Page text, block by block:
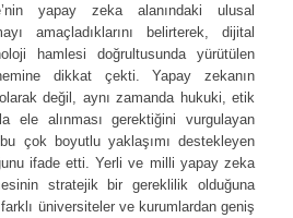
yapay zeka alanındaki ulusal
amaçladıklarını belirterek, dijital
hamlesi doğrultusunda yürütülen
dikkat çekti. Yapay zekanın
değil, aynı zamanda hukuki, etik
ele alınması gerektiğini vurgulayan
çok boyutlu yaklaşımı destekleyen
ifade etti. Yerli ve milli yapay zeka
stratejik bir gereklilik olduğuna
üniversiteler ve kurumlardan geniş